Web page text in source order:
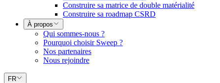
Construire sa matrice de double matérialité
Construire sa roadmap CSRD
À propos
Qui sommes-nous ?
Pourquoi choisir Sweep ?
Nos partenaires
Nous rejoindre
FR